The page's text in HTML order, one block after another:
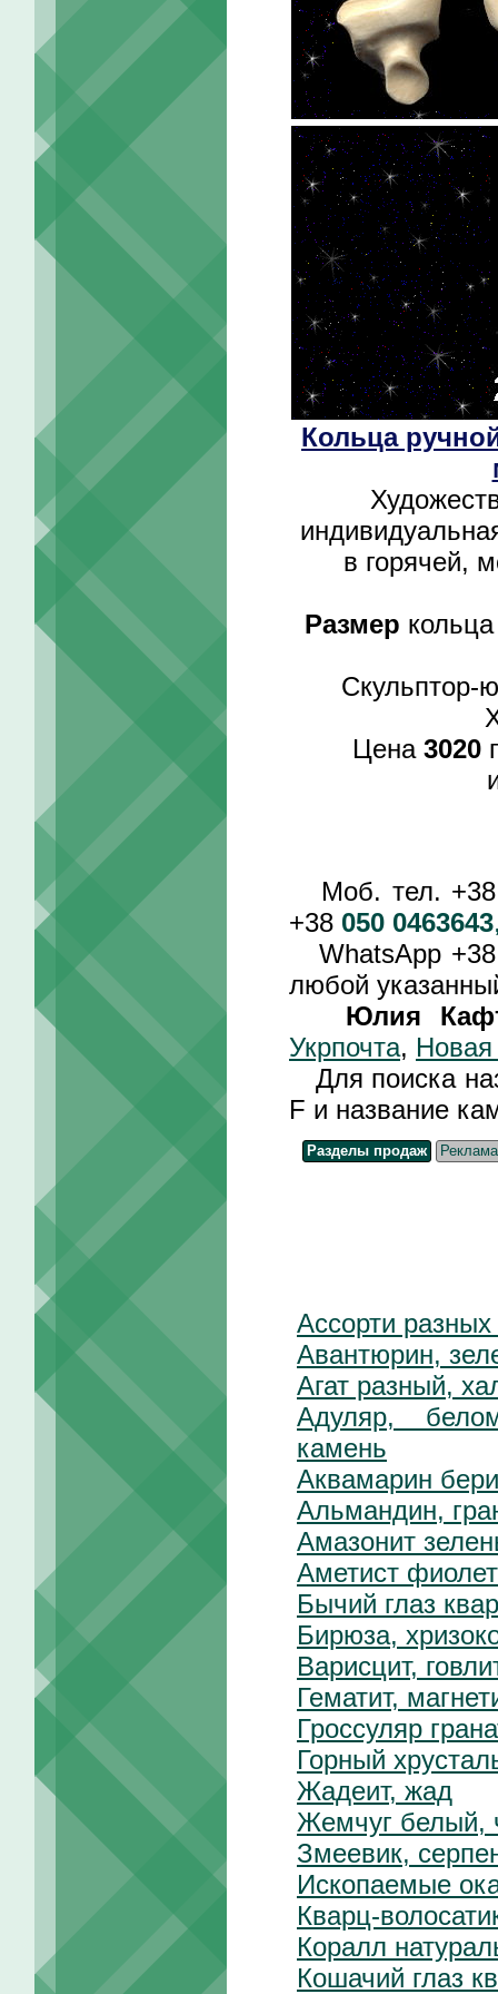
Кольца
в горячей,
Размер
Скульптор-
Цена 3020
Моб. тел.
+38 050 0463643
WhatsApp
любой
Юлия
Укрпочта, Новая
Для поиска
F и название
Разделы продаж Реклама
Ассорти
Авантюрин,
Агат разный,
Адуляр,
камень
Аквамарин
Альмандин,
Амазонит
Аметист
Бычий глаз
Бирюза,
Варисцит,
Гематит,
Гроссуляр
Горный
Жадеит, жад
Жемчуг белый,
Змеевик,
Ископаемые
Кварц-
Коралл
Кошачий глаз